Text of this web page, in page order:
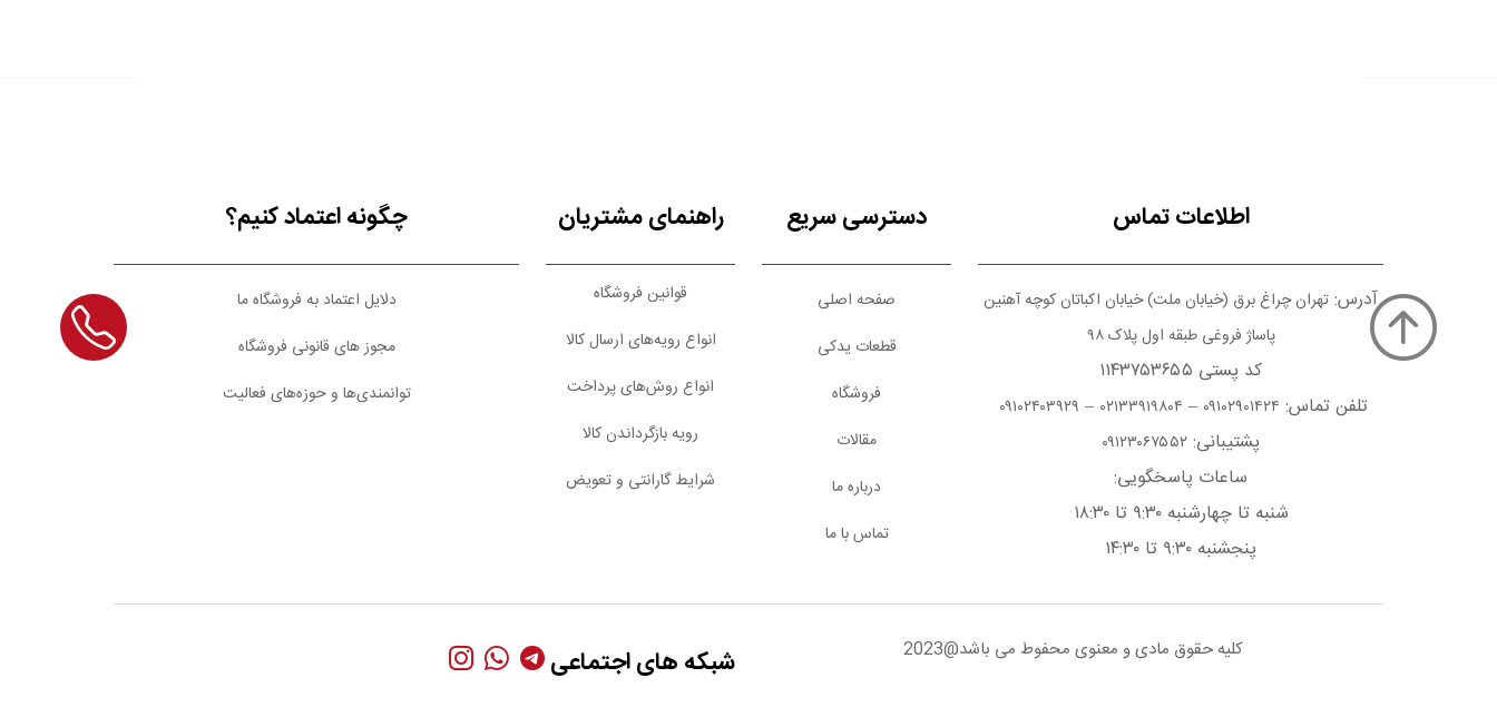
اطلاعات تماس
آدرس: تهران چراغ برق (خیابان ملت) خیابان اکباتان کوچه آهنین
پاساژ فروغی طبقه اول پلاک ۹۸
کد پستی ۱۱۴۳۷۵۳۶۵۵
تلفن تماس: ۰۹۱۰۲۹۰۱۴۲۴ – ۰۲۱۳۳۹۱۹۸۰۴ – ۰۹۱۰۲۴۰۳۹۲۹
پشتیبانی: ۰۹۱۲۳۰۶۷۵۵۲
ساعات پاسخگویی:
شنبه تا چهارشنبه ۹:۳۰ تا ۱۸:۳۰
پنجشنبه ۹:۳۰ تا ۱۴:۳۰
دسترسی سریع
صفحه اصلی
قطعات یدکی
فروشگاه
مقالات
درباره ما
تماس با ما
راهنمای مشتریان
قوانین فروشگاه
انواع رویه‌های ارسال کالا
انواع روش‌های پرداخت
رویه بازگرداندن کالا
شرایط گارانتی و تعویض
چگونه اعتماد کنیم؟
دلایل اعتماد به فروشگاه ما
مجوز های قانونی فروشگاه
توانمندی‌ها و حوزه‌های فعالیت
کلیه حقوق مادی و معنوی محفوط می باشد@2023 شبکه های اجتماعی